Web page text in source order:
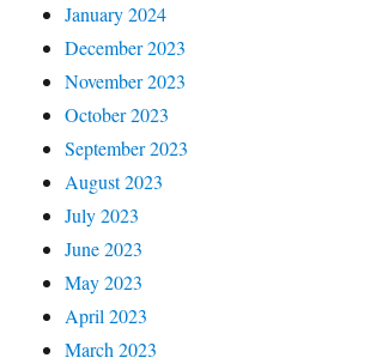
January 2024
December 2023
November 2023
October 2023
September 2023
August 2023
July 2023
June 2023
May 2023
April 2023
March 2023